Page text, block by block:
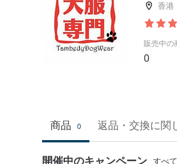
香港
販売中の
0
商品 0 返品・交換に関
開催中のキャンペーン すべ